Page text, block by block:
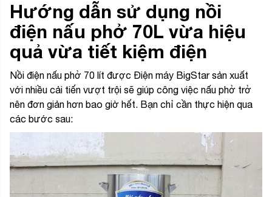
Hướng dẫn sử dụng nồi
điện nấu phở 70L vừa hiệu
quả vừa tiết kiệm điện
Nồi điện nấu phở 70 lít được Điện máy BigStar sản xuất
với nhiều cải tiến vượt trội sẽ giúp công việc nấu phở trở
nên đơn giản hơn bao giờ hết. Bạn chỉ cần thực hiện qua
các bước sau: